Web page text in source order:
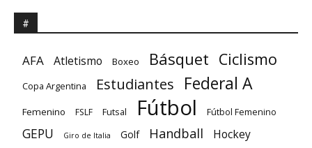
#
AFA Atletismo Boxeo Básquet Ciclismo
Copa Argentina Estudiantes Federal A
Femenino FSLF Futsal Fútbol Fútbol Femenino
GEPU Giro de Italia Golf Handball Hockey